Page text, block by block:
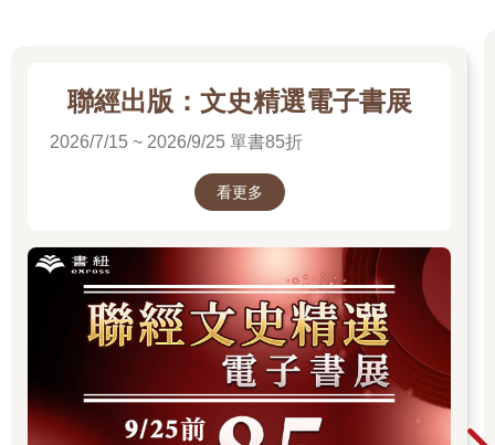
聯經出版：文史精選電子書展
2026/7/15 ~ 2026/9/25 單書85折
看更多